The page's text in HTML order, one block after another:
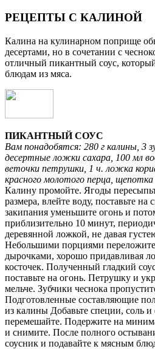
РЕЦЕПТЫ С КАЛИНОЙ
Калина на кулинарном поприще
десертами, но в сочетании с
отличный пикантный соус,
блюдам из мяса.
ПИКАНТНЫЙ СОУС
Вам понадобятся: 280 г калины, 3
десертные ложки сахара, 100 мл
веточки петрушки, 1 ч. ложка
красного молотого перца, щепотка
Калину промойте. Ягоды
размера, влейте воду, поставьте
закипания уменьшите огонь и
приблизительно 10 минут,
деревянной ложкой, не давая
Небольшими порциями
дырочками, хорошо придавливая
косточек. Полученный гладкий
поставьте на огонь. Петрушку и
мельче. Зубчики чеснока
Подготовленные составляющие
из калины Добавьте специи, соль и
перемешайте. Подержите на
и снимите. После полного
соусник и подавайте к мясным